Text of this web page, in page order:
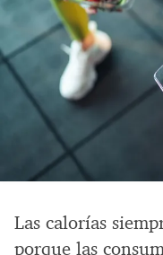
Las calorías
porque las